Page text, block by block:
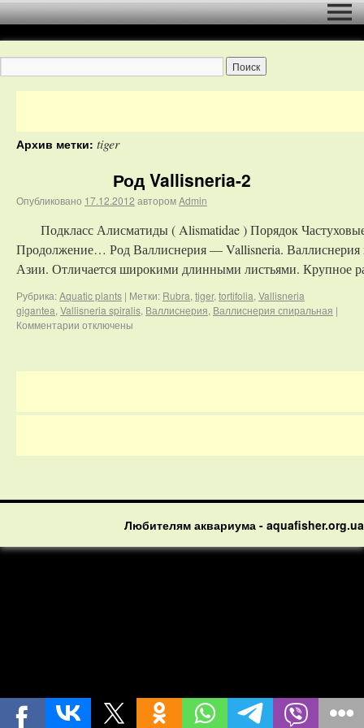
Архив метки: tiger
Род Vallisneria-2
Опубликовано 17.12.2012 авторомAdmin
Подкласс Алисматиды ( Alismatidae ) Порядок
Продолжение… Род Валлиснерия — Vallisneria. Валлиснерия
Азии. Отличается широкими длинными листьями. Крупное
Рубрика:Aquatic plants | Метки: Rubra, tiger, tortifolia, Vallisneria
gigantea, Vallisneria spiralis, Валлиснерия, Валлиснерия спиральная |
Комментарии отключены
Любителям аквариума - aquafisher.org.ua